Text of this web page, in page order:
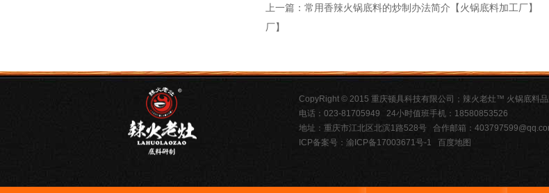
上一篇： 常用香辣火锅底料的炒制办法简介【火锅底料加工厂】
厂】
CopyRight © 2015 重庆顿具科技有限公司；辣火老灶™ 火锅底料
电话：023-81705949 24小时值班手机：18580853526
地址：重庆市江北区北滨1路528号 合作邮箱：
ICP备案号：渝ICP备17003671号-1 百度地图